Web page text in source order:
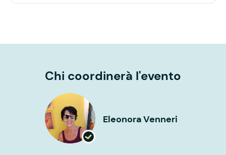
Chi coordinerà l'evento
Eleonora Venneri